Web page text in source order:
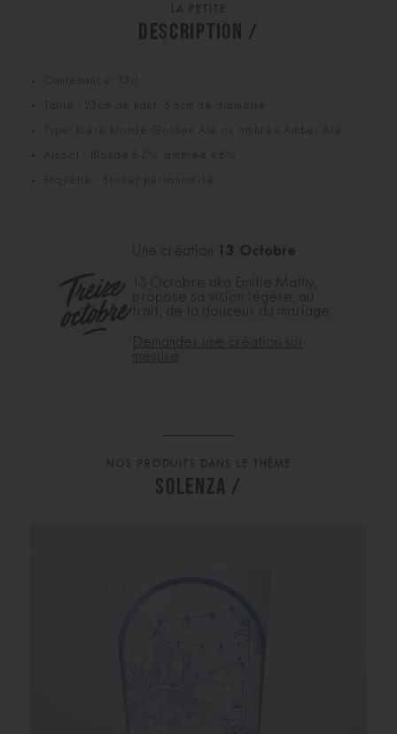
LA PETITE
DESCRIPTION /
Taille : 23cm de haut, 5,5cm de diamètre
Type: bière blonde Golden Ale ou ambrée Amber Ale
Alcool : Blonde 5,2%, ambrée 4,8%
Une création 13 Octobre
13 Octobre aka Emilie Mathy,
propose sa vision légère, au
trait, de la douceur du mariage.
Demander une création sur
mesure
NOS PRODUITS DANS LE THÈME
SOLENZA /